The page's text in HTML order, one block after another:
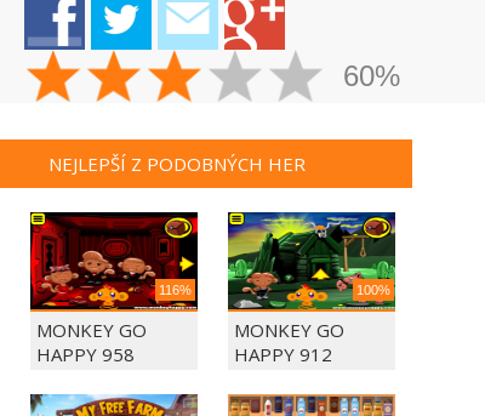
60%
NEJLEPŠÍ Z PODOBNÝCH HER
116%
MONKEY GO
HAPPY 958
100%
MONKEY GO
HAPPY 912